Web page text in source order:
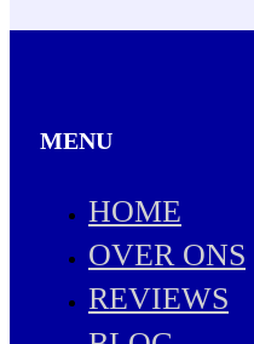
MENU
HOME
OVER ONS
REVIEWS